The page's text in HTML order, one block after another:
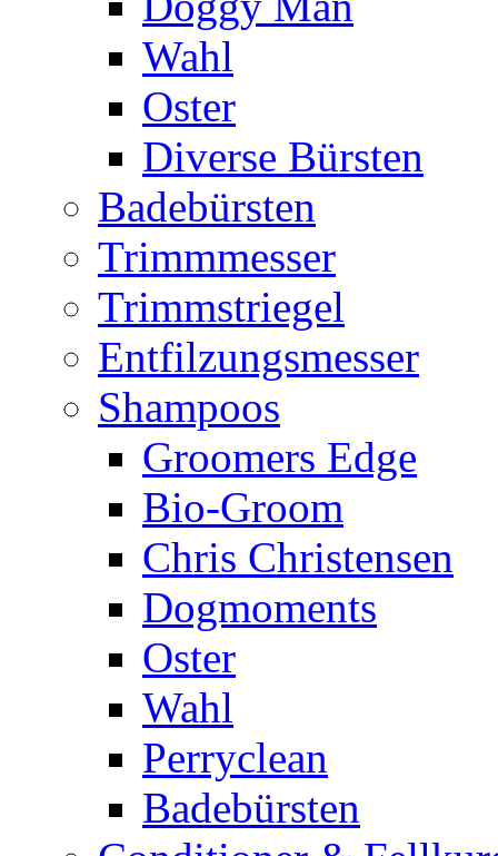
Wahl
Oster
Diverse Bürsten
Badebürsten
Trimmmesser
Trimmstriegel
Entfilzungsmesser
Shampoos
Groomers Edge
Bio-Groom
Chris Christensen
Dogmoments
Oster
Wahl
Perryclean
Badebürsten